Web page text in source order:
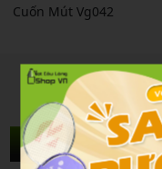
Cuốn Mút Vg042
Sản Phẩm Liên